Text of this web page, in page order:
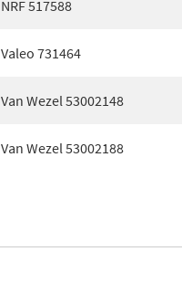
NRF 517588
Valeo 731464
Van Wezel 53002148
Van Wezel 53002188